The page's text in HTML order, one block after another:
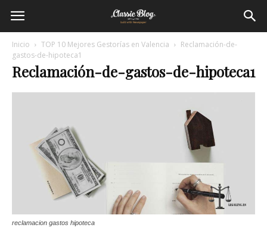
Inicio TOP 10 Mejores Gestorías en Valencia
Reclamación-de-
gastos-de-hipoteca1
Reclamación-de-gastos-de-hipoteca1
reclamacion gastos hipoteca